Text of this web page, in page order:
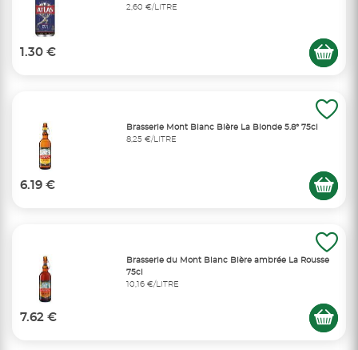
2,60 €/LITRE
1.30 €
Brasserie Mont Blanc Bière La Blonde 5.8° 75cl
8,25 €/LITRE
6.19 €
Brasserie du Mont Blanc Bière ambrée La Rousse
75cl
10,16 €/LITRE
7.62 €